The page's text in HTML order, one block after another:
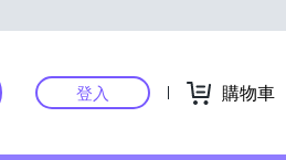
登入 購物車